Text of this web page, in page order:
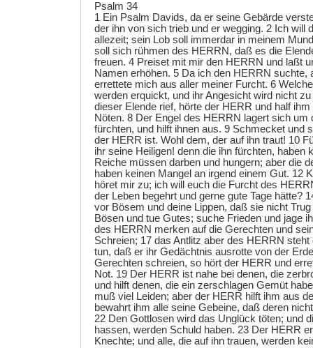
Psalm 34
1 Ein Psalm Davids, da er seine Gebärde
der ihn von sich trieb und er wegging. 2 Ich will
allezeit; sein Lob soll immerdar in meinem
soll sich rühmen des HERRN, daß es die
freuen. 4 Preiset mit mir den HERRN und laßt
Namen erhöhen. 5 Da ich den HERRN suchte,
errettete mich aus aller meiner Furcht. 6
werden erquickt, und ihr Angesicht wird nicht
dieser Elende rief, hörte der HERR und half
Nöten. 8 Der Engel des HERRN lagert sich um
fürchten, und hilft ihnen aus. 9 Schmecket und
der HERR ist. Wohl dem, der auf ihn traut! 10
ihr seine Heiligen! denn die ihn fürchten, haben
Reiche müssen darben und hungern; aber die
haben keinen Mangel an irgend einem Gut. 12
höret mir zu; ich will euch die Furcht des
der Leben begehrt und gerne gute Tage hätte?
vor Bösem und deine Lippen, daß sie nicht
Bösen und tue Gutes; suche Frieden und jage
des HERRN merken auf die Gerechten und
Schreien; 17 das Antlitz aber des HERRN
tun, daß er ihr Gedächtnis ausrotte von der
Gerechten schreien, so hört der HERR und
Not. 19 Der HERR ist nahe bei denen, die
und hilft denen, die ein zerschlagen Gemüt
muß viel Leiden; aber der HERR hilft ihm aus
bewahrt ihm alle seine Gebeine, daß deren
22 Den Gottlosen wird das Unglück töten; und
hassen, werden Schuld haben. 23 Der HERR
Knechte; und alle, die auf ihn trauen, werden